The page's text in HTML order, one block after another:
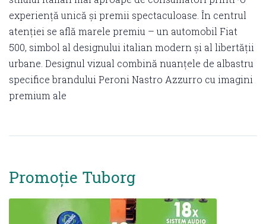
experiență unică și premii spectaculoase. În centrul
atenției se află marele premiu – un automobil Fiat
500, simbol al designului italian modern și al libertății
urbane. Designul vizual combină nuanțele de albastru
specifice brandului Peroni Nastro Azzurro cu imagini
premium ale
Promoție Tuborg